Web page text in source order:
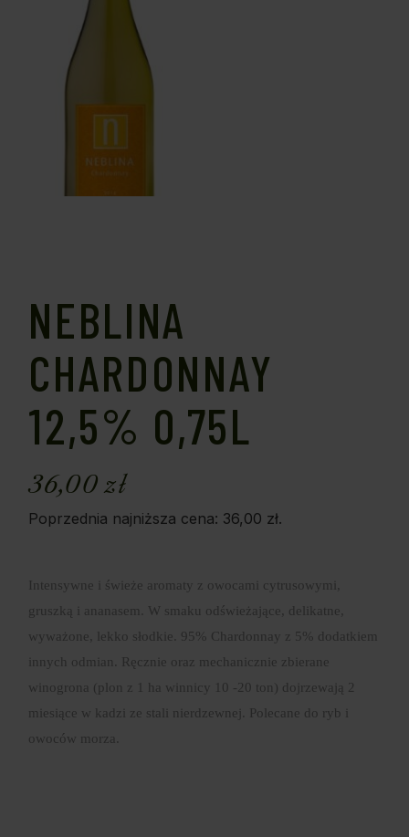
NEBLINA
CHARDONNAY
12,5% 0,75L
36,00zł
Poprzednia najniższa cena: 36,00 zł.
Intensywne i świeże aromaty z owocami cytrusowymi,
gruszką i ananasem. W smaku odświeżające, delikatne,
wyważone, lekko słodkie. 95% Chardonnay z 5% dodatkiem
innych odmian. Ręcznie oraz mechanicznie zbierane
winogrona (plon z 1 ha winnicy 10 -20 ton) dojrzewają 2
miesiące w kadzi ze stali nierdzewnej. Polecane do ryb i
owoców morza.